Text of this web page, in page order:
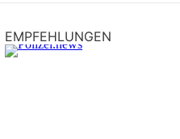
EMPFEHLUNGEN